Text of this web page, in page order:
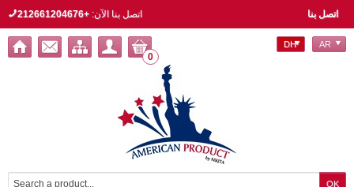
اتصل بنا اتصل بنا الآن:+212661204676
0
DH AR